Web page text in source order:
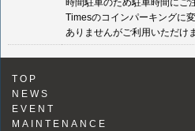
時間駐車のため駐車時間にご
Timesのコインパーキングに
ありませんがご利用いただけ
TOP
NEWS
EVENT
MAINTENANCE